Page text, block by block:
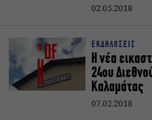
02.05.2018
ΕΚΔΗΛΩΣΕΙΣ
Η νέα
24ου
Καλαμάτας
07.02.2018